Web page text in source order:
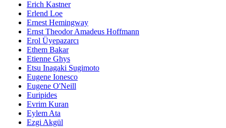
Erich Kastner
Erlend Loe
Ernest Hemingway
Ernst Theodor Amadeus Hoffmann
Erol Üyepazarcı
Ethem Bakar
Etienne Ghys
Etsu Inagaki Sugimoto
Eugene Ionesco
Eugene O'Neill
Euripides
Evrim Kuran
Eylem Ata
Ezgi Akgül